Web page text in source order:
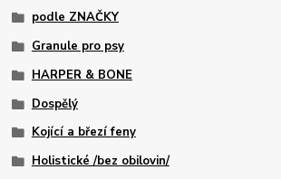
podle ZNAČKY
Granule pro psy
HARPER & BONE
Dospělý
Kojící a březí feny
Holistické /bez obilovin/